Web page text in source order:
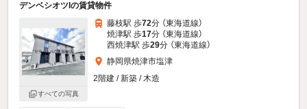
デンベシオツIの賃貸物件
すべての写真
藤枝駅 歩72分 （東海道線）
焼津駅 歩17分 （東海道線）
西焼津駅 歩29分 （東海道線）
静岡県焼津市塩津
2階建 / 新築 / 木造